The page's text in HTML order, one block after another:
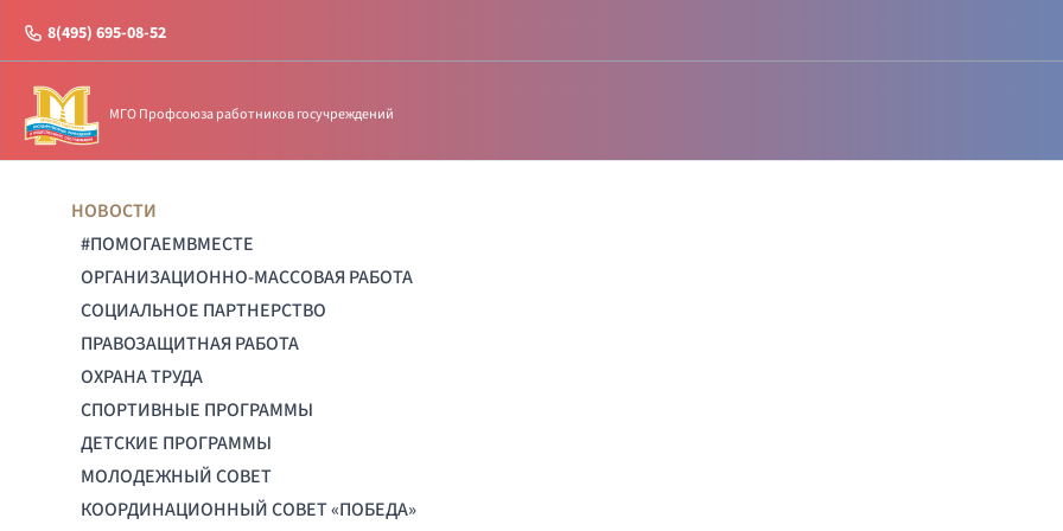
8(495) 695-08-52
МГО Профсоюза работников госучреждений
НОВОСТИ
#ПОМОГАЕМВМЕСТЕ
ОРГАНИЗАЦИОННО-МАССОВАЯ РАБОТА
СОЦИАЛЬНОЕ ПАРТНЕРСТВО
ПРАВОЗАЩИТНАЯ РАБОТА
ОХРАНА ТРУДА
СПОРТИВНЫЕ ПРОГРАММЫ
ДЕТСКИЕ ПРОГРАММЫ
МОЛОДЕЖНЫЙ СОВЕТ
КООРДИНАЦИОННЫЙ СОВЕТ «ПОБЕДА»